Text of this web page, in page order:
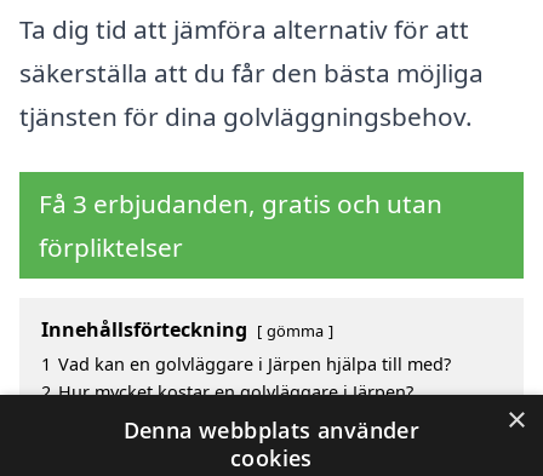
Ta dig tid att jämföra alternativ för att
säkerställa att du får den bästa möjliga
tjänsten för dina golvläggningsbehov.
Få 3 erbjudanden, gratis och utan
förpliktelser
Innehållsförteckning gömma
1 Vad kan en golvläggare i Järpen hjälpa till med?
2 Hur mycket kostar en golvläggare i Järpen?
Fördelar med att välja golvläggare i Järpen
Sök efter en skicklig golvläggare i de omgivande
×
Denna webbplats använder
cookies